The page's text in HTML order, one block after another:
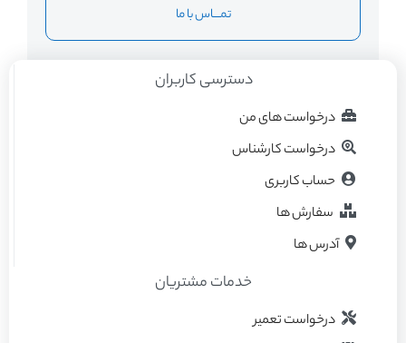
تمــــاس با ما
دسترسی کاربران
درخواست های من
درخواست کارشناس
حساب کاربری
سفارش ها
آدرس ها
خدمات مشتریان
درخواست تعمیر